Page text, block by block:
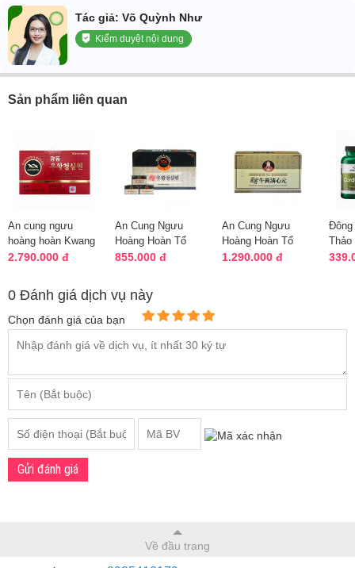
Tác giả: Võ Quỳnh Như
Kiểm duyệt nội dung
Sản phẩm liên quan
An cung ngưu
hoàng hoàn Kwang
Dong 10 viên Hàn
2.790.000 đ
An Cung Ngưu
Hoàng Hoàn Tổ
Kén Hộp Màu Xanh
855.000 đ
An Cung Ngưu
Hoàng Hoàn Tổ
Kén Hộp Màu Vàng
1.290.000 đ
Đông
Thảo
0 Đánh giá dịch vụ này
Chọn đánh giá của bạn
Gửi đánh giá
Về đầu trang